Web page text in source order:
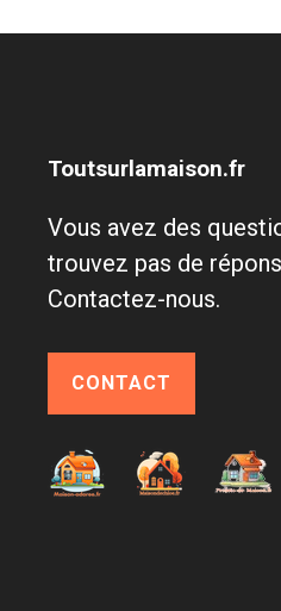
Toutsurlamaison.fr
Vous avez des
trouvez pas de
Contactez-nous.
CONTACT